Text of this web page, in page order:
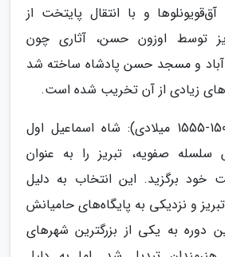
و با انتقال پایتخت از
توسط اوزون حسن، آثاری چون
و مسجد حسن پادشاه ساخته شد
زیادی از آن تخریب شده است.
دوره صفویه (1501-1555 میلادی): شاه اسماعیل اول
صفویه، تبریز را به عنوان
خود برگزید. این انتخاب به دلیل
و نزدیکی به پایگاه‌های حامیانش
دوره به یکی از بزرگترین شهرهای